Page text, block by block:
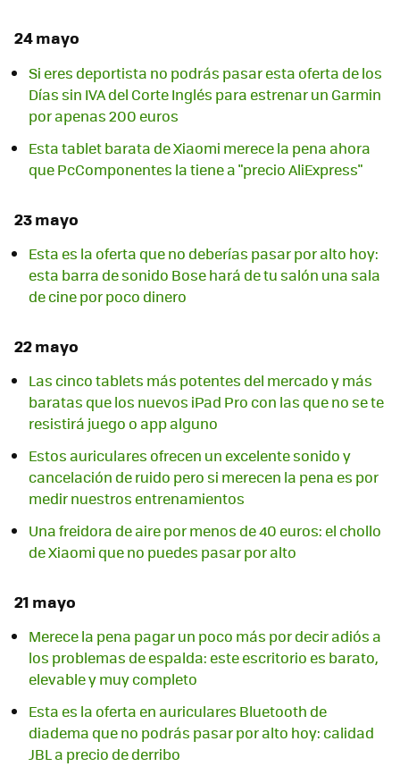
24 mayo
Si eres deportista no podrás pasar esta oferta de los
Días sin IVA del Corte Inglés para estrenar un Garmin
por apenas 200 euros
Esta tablet barata de Xiaomi merece la pena ahora
que PcComponentes la tiene a "precio AliExpress"
23 mayo
Esta es la oferta que no deberías pasar por alto hoy:
esta barra de sonido Bose hará de tu salón una sala
de cine por poco dinero
22 mayo
Las cinco tablets más potentes del mercado y más
baratas que los nuevos iPad Pro con las que no se te
resistirá juego o app alguno
Estos auriculares ofrecen un excelente sonido y
cancelación de ruido pero si merecen la pena es por
medir nuestros entrenamientos
Una freidora de aire por menos de 40 euros: el chollo
de Xiaomi que no puedes pasar por alto
21 mayo
Merece la pena pagar un poco más por decir adiós a
los problemas de espalda: este escritorio es barato,
elevable y muy completo
Esta es la oferta en auriculares Bluetooth de
diadema que no podrás pasar por alto hoy: calidad
JBL a precio de derribo